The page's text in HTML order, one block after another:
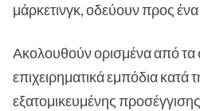
μάρκετινγκ, οδεύουν προς
Ακολουθούν ορισμένα από τα
επιχειρηματικά εμπόδια κατά
εξατομικευμένης